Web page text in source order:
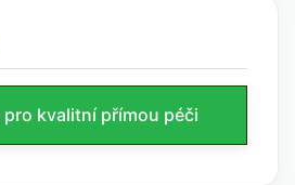
pro kvalitní přímou péči